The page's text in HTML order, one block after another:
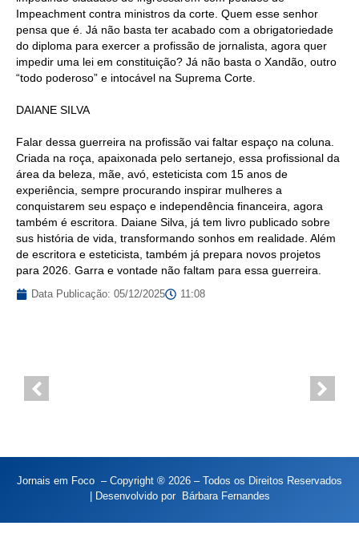
Impeachment contra ministros da corte. Quem esse senhor
pensa que é. Já não basta ter acabado com a obrigatoriedade
do diploma para exercer a profissão de jornalista, agora quer
impedir uma lei em constituição? Já não basta o Xandão, outro
“todo poderoso” e intocável na Suprema Corte.
DAIANE SILVA
Falar dessa guerreira na profissão vai faltar espaço na coluna.
Criada na roça, apaixonada pelo sertanejo, essa profissional da
área da beleza, mãe, avó, esteticista com 15 anos de
experiência, sempre procurando inspirar mulheres a
conquistarem seu espaço e independência financeira, agora
também é escritora. Daiane Silva, já tem livro publicado sobre
sus história de vida, transformando sonhos em realidade. Além
de escritora e esteticista, também já prepara novos projetos
para 2026. Garra e vontade não faltam para essa guerreira.
Data Publicação: 05/12/2025 11:08
Jornais em Foco – Copyright ® 2026 – Todos os Direitos Reservados
| Desenvolvido por Bárbara Fernandes